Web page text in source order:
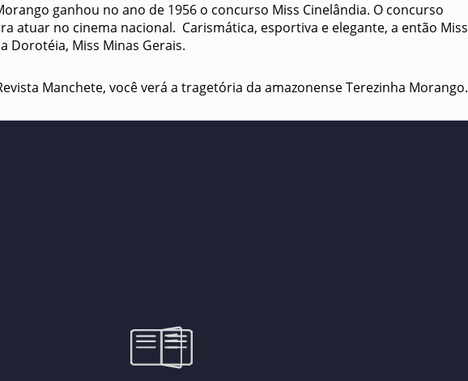
ganhou no ano de 1956 o concurso Miss Cinelândia. O concurso
atuar no cinema nacional. ­­­ Carismática, esportiva e elegante, a então Miss
Dorotéia, Miss Minas Gerais.
Manchete, você verá a tragetória da amazonense Terezinha Morango.